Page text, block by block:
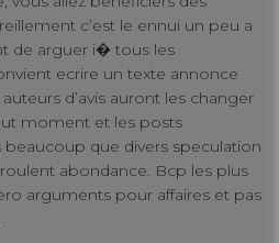
c’est le ennui un peu a
de arguer i� tous les
ecrire un texte annonce
d’avis auront les changer
moment et les posts
que divers speculation
abondance. Bcp les plus
arguments pour affaires et pas